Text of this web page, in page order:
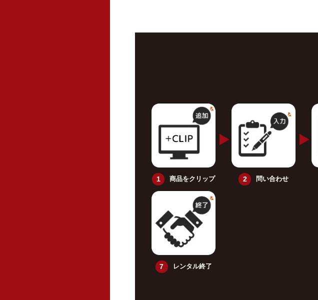
商品をクリップ 問い合わせ
レンタル終了